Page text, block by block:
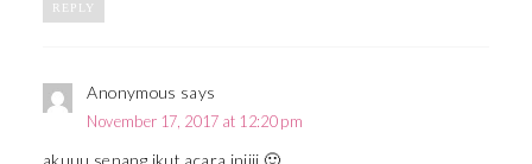
REPLY
Anonymous says
November 17, 2017 at 12:20 pm
akuuu senang ikut acara iniiii 🙂